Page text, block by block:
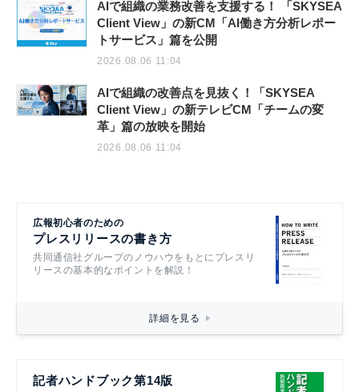
AIで組織の業務改善を支援する！ 「SKYSEA
Client View」の新CM「AI働き方分析レポー
トサービス」篇を公開
2026.08.06 11:04
AIで組織の改善点を見抜く！「SKYSEA
Client View」の新テレビCM「チームの変
革」篇の放映を開始
2026.08.06 11:04
広報初心者のための
プレスリリースの書き方
共同通信社グループのノウハウをもとにプレスリ
リースの基本的なポイントを解説！
詳細を見る
記者ハンドブック第14版